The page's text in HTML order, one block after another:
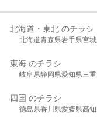
北海道・東北 のチラシ
北海道青森県岩手県宮
東海 のチラシ
岐阜県静岡県愛知県三
四国 のチラシ
徳島県香川県愛媛県高